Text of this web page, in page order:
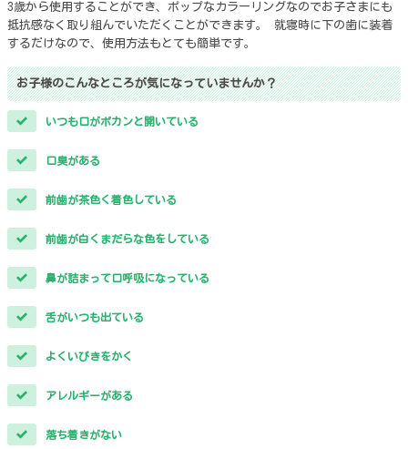
3歳から使用することができ、ポップなカラーリングなのでお子さまにも
抵抗感なく取り組んでいただくことができます。 就寝時に下の歯に装着
するだけなので、使用方法もとても簡単です。
お子様のこんなところが気になっていませんか？
いつも口がポカンと開いている
口臭がある
前歯が茶色く着色している
前歯が白くまだらな色をしている
鼻が詰まって口呼吸になっている
舌がいつも出ている
よくいびきをかく
アレルギーがある
落ち着きがない